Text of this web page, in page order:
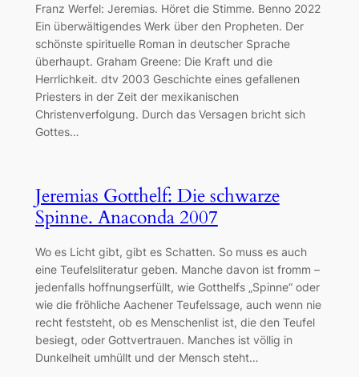
Franz Werfel: Jeremias. Höret die Stimme. Benno 2022
Ein überwältigendes Werk über den Propheten. Der
schönste spirituelle Roman in deutscher Sprache
überhaupt. Graham Greene: Die Kraft und die
Herrlichkeit. dtv 2003 Geschichte eines gefallenen
Priesters in der Zeit der mexikanischen
Christenverfolgung. Durch das Versagen bricht sich
Gottes…
Jeremias Gotthelf: Die schwarze
Spinne. Anaconda 2007
Wo es Licht gibt, gibt es Schatten. So muss es auch
eine Teufelsliteratur geben. Manche davon ist fromm –
jedenfalls hoffnungserfüllt, wie Gotthelfs „Spinne“ oder
wie die fröhliche Aachener Teufelssage, auch wenn nie
recht feststeht, ob es Menschenlist ist, die den Teufel
besiegt, oder Gottvertrauen. Manches ist völlig in
Dunkelheit umhüllt und der Mensch steht…